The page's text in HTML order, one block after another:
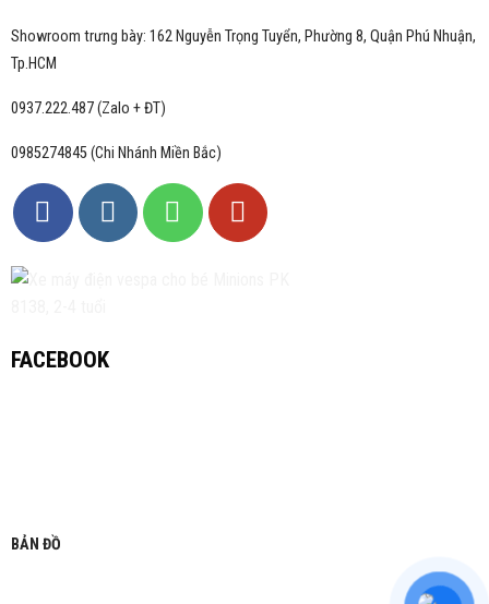
Showroom trưng bày: 162 Nguyễn Trọng Tuyển, Phường 8, Quận Phú Nhuận,
Tp.HCM
0937.222.487 (Zalo + ĐT)
0985274845 (Chi Nhánh Miền Bắc)
FACEBOOK
BẢN ĐỒ